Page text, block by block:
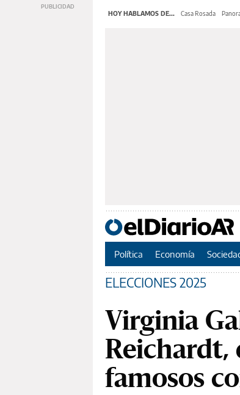
HOY HABLAMOS DE... Casa Rosada
Política Economía
ELECCIONES 2025
Virginia
Reichardt,
famosos